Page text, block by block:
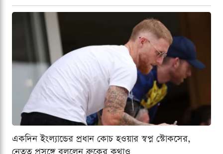
একদিন ইংল্যান্ডের প্রধান কোচ হওয়ার স্বপ্ন স্টোকসের,